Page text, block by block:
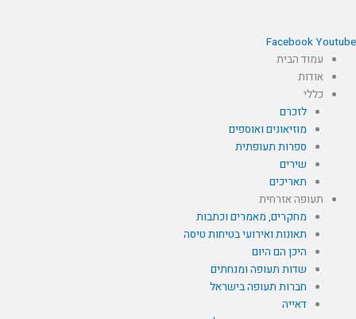
Facebook
עמוד הבית
אודות
כללי
לזכרם
מוזיאונים ואוספים
ספרות תעופתית
שירים
תאריכים
תעופה אזרחית
מחקרים, מאמרים וכתבות
תאונות ואירועי בטיחות טיסה
היכן הם היום
שדות תעופה ומנחתים
חברות תעופה בישראל
דאייה